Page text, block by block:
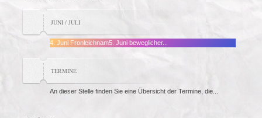
JUNI / JULI
4. Juni Fronleichnam5. Juni beweglicher...
TERMINE
An dieser Stelle finden Sie eine Übersicht der Termine, die...